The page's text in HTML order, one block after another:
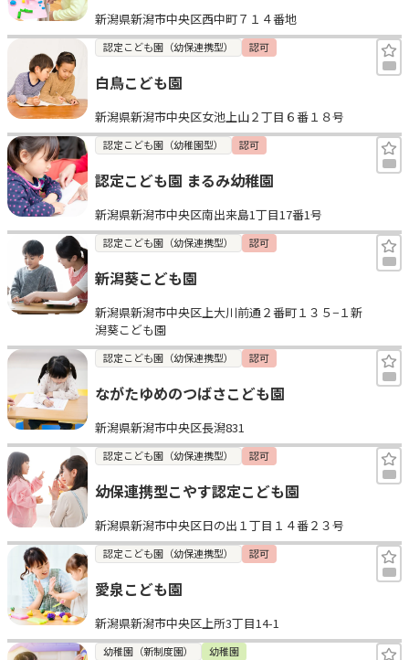
新潟県新潟市中央区西中町７１４番地
認定こども園（幼保連携型） 認可
白鳥こども園
新潟県新潟市中央区女池上山２丁目６番１８号
認定こども園（幼稚園型） 認可
認定こども園 まるみ幼稚園
新潟県新潟市中央区南出来島1丁目17番1号
認定こども園（幼保連携型） 認可
新潟葵こども園
新潟県新潟市中央区上大川前通２番町１３５−１新
潟葵こども園
認定こども園（幼保連携型） 認可
ながたゆめのつばさこども園
新潟県新潟市中央区長潟831
認定こども園（幼保連携型） 認可
幼保連携型こやす認定こども園
新潟県新潟市中央区日の出１丁目１４番２３号
認定こども園（幼保連携型） 認可
愛泉こども園
新潟県新潟市中央区上所3丁目14-1
幼稚園（新制度園） 幼稚園